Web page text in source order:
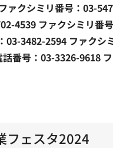
ァクシミリ番号：03-
4539 ファクシミリ番
03-3482-2594 ファクシ
番号：03-3326-9618
フェスタ2024